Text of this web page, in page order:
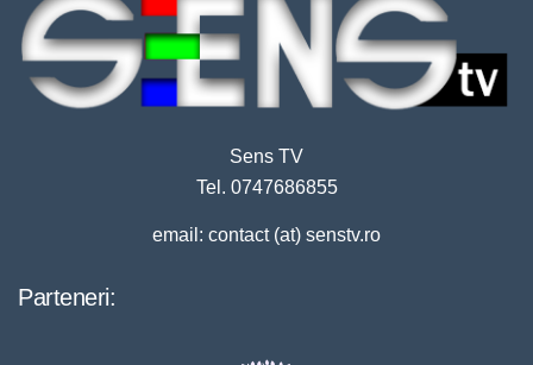
Sens TV
Tel. 0747686855
email: contact (at) senstv.ro
Parteneri: